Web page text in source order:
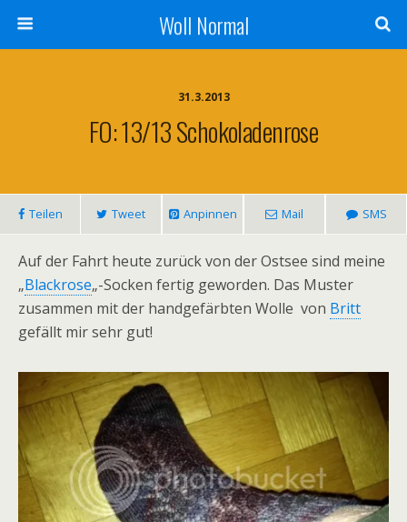
Woll Normal
31.3.2013
FO: 13/13 Schokoladenrose
Teilen Tweet Anpinnen Mail SMS
Auf der Fahrt heute zurück von der Ostsee sind meine
„Blackrose„-Socken fertig geworden. Das Muster
zusammen mit der handgefärbten Wolle von Britt
gefällt mir sehr gut!